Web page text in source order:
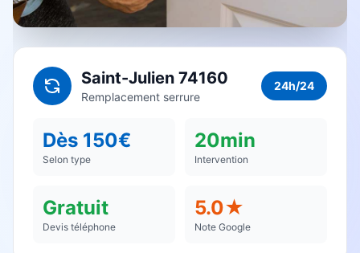
Saint-Julien 74160
Remplacement serrure
24h/24
Dès 150€
Selon type
20min
Intervention
Gratuit
Devis téléphone
5.0★
Note Google